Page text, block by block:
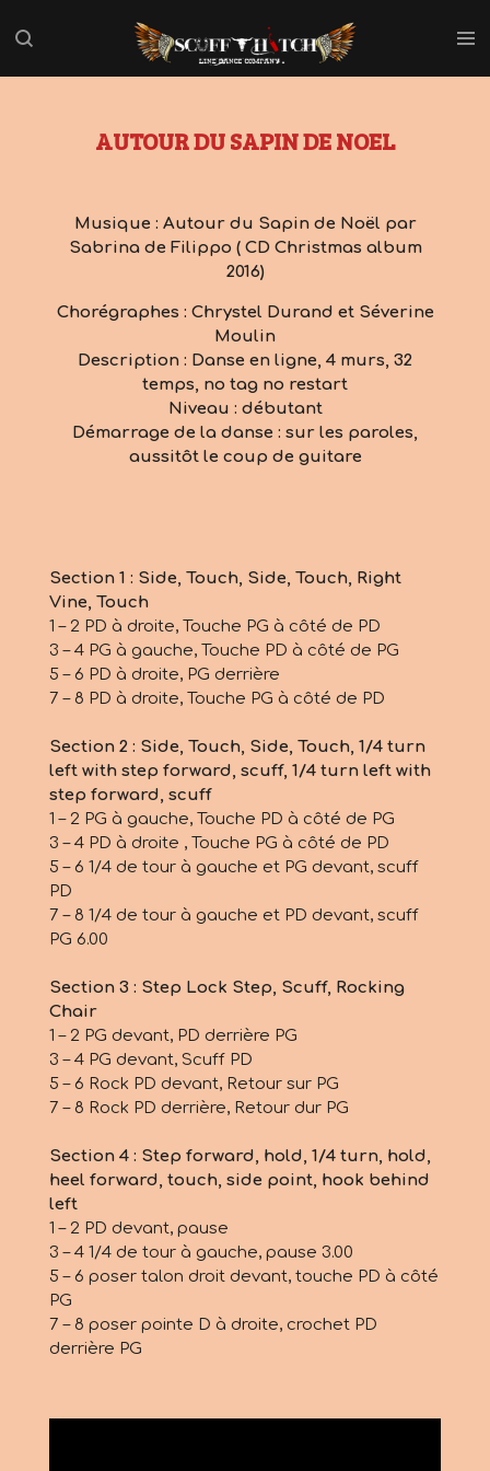
au
AUTOUR DU SAPIN DE NOEL
Musique : Autour du Sapin de Noël par
Sabrina de Filippo ( CD Christmas album
2016)
Chorégraphes : Chrystel Durand et Séverine
Moulin
Description : Danse en ligne, 4 murs, 32
temps, no tag no restart
Niveau : débutant
Démarrage de la danse : sur les paroles,
aussitôt le coup de guitare
Section 1 : Side, Touch, Side, Touch, Right
Vine, Touch
1 – 2 PD à droite, Touche PG à côté de PD
3 – 4 PG à gauche, Touche PD à côté de PG
5 – 6 PD à droite, PG derrière
7 – 8 PD à droite, Touche PG à côté de PD
Section 2 : Side, Touch, Side, Touch, 1/4 turn
left with step forward, scuff, 1/4 turn left with
step forward, scuff
1 – 2 PG à gauche, Touche PD à côté de PG
3 – 4 PD à droite , Touche PG à côté de PD
5 – 6 1/4 de tour à gauche et PG devant, scuff
PD
7 – 8 1/4 de tour à gauche et PD devant, scuff
PG 6.00
Section 3 : Step Lock Step, Scuff, Rocking
Chair
1 – 2 PG devant, PD derrière PG
3 – 4 PG devant, Scuff PD
5 – 6 Rock PD devant, Retour sur PG
7 – 8 Rock PD derrière, Retour dur PG
Section 4 : Step forward, hold, 1/4 turn, hold,
heel forward, touch, side point, hook behind
left
1 – 2 PD devant, pause
3 – 4 1/4 de tour à gauche, pause 3.00
5 – 6 poser talon droit devant, touche PD à côté
PG
7 – 8 poser pointe D à droite, crochet PD
derrière PG